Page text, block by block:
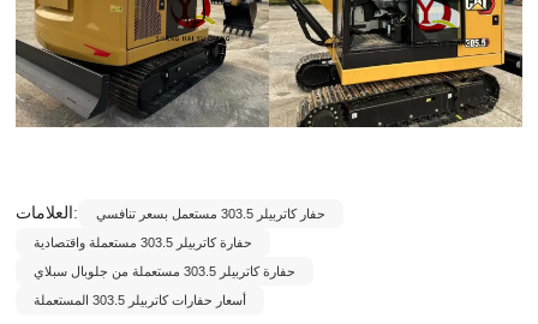
العلامات:
حفار كاتربيلر 303.5 مستعمل بسعر تنافسي
حفارة كاتربيلر 303.5 مستعملة واقتصادية
حفارة كاتربيلر 303.5 مستعملة من جلوبال سبلاي
أسعار حفارات كاتربيلر 303.5 المستعملة